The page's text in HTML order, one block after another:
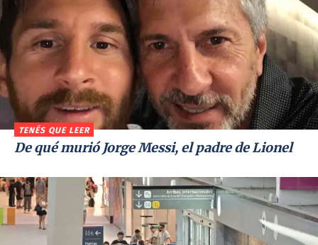
TENÉS QUE LEER
De qué murió Jorge Messi, el padre de Lionel